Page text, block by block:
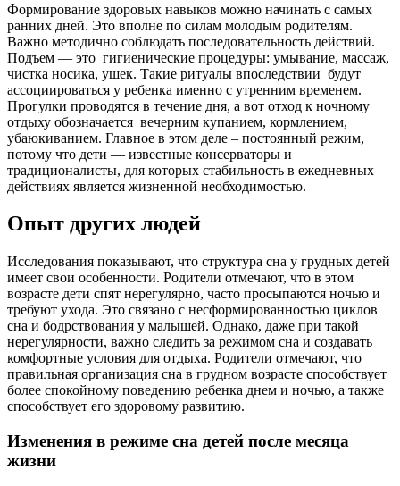
Формирование здоровых навыков можно начинать с самых
ранних дней. Это вполне по силам молодым родителям.
Важно методично соблюдать последовательность действий.
Подъем — это гигиенические процедуры: умывание, массаж,
чистка носика, ушек. Такие ритуалы впоследствии будут
ассоциироваться у ребенка именно с утренним временем.
Прогулки проводятся в течение дня, а вот отход к ночному
отдыху обозначается вечерним купанием, кормлением,
убаюкиванием. Главное в этом деле – постоянный режим,
потому что дети — известные консерваторы и
традиционалисты, для которых стабильность в ежедневных
действиях является жизненной необходимостью.
Опыт других людей
Исследования показывают, что структура сна у грудных детей
имеет свои особенности. Родители отмечают, что в этом
возрасте дети спят нерегулярно, часто просыпаются ночью и
требуют ухода. Это связано с несформированностью циклов
сна и бодрствования у малышей. Однако, даже при такой
нерегулярности, важно следить за режимом сна и создавать
комфортные условия для отдыха. Родители отмечают, что
правильная организация сна в грудном возрасте способствует
более спокойному поведению ребенка днем и ночью, а также
способствует его здоровому развитию.
Изменения в режиме сна детей после месяца
жизни